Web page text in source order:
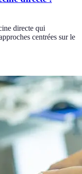
directe qui
centrées sur le